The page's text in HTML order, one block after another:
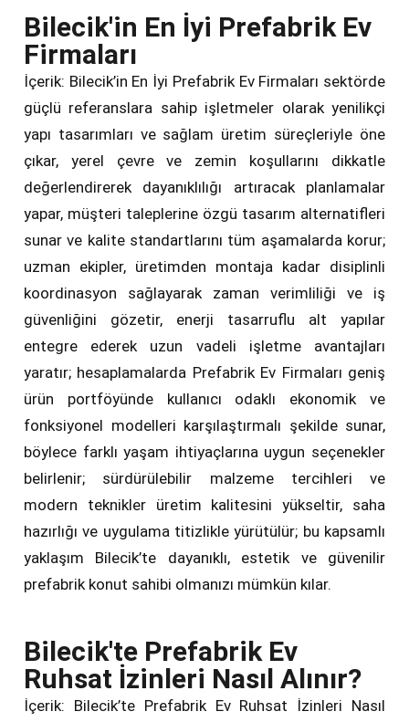
Bilecik'in En İyi Prefabrik Ev
Firmaları
İçerik: Bilecik’in En İyi Prefabrik Ev Firmaları sektörde
güçlü referanslara sahip işletmeler olarak yenilikçi
yapı tasarımları ve sağlam üretim süreçleriyle öne
çıkar, yerel çevre ve zemin koşullarını dikkatle
değerlendirerek dayanıklılığı artıracak planlamalar
yapar, müşteri taleplerine özgü tasarım alternatifleri
sunar ve kalite standartlarını tüm aşamalarda korur;
uzman ekipler, üretimden montaja kadar disiplinli
koordinasyon sağlayarak zaman verimliliği ve iş
güvenliğini gözetir, enerji tasarruflu alt yapılar
entegre ederek uzun vadeli işletme avantajları
yaratır; hesaplamalarda Prefabrik Ev Firmaları geniş
ürün portföyünde kullanıcı odaklı ekonomik ve
fonksiyonel modelleri karşılaştırmalı şekilde sunar,
böylece farklı yaşam ihtiyaçlarına uygun seçenekler
belirlenir; sürdürülebilir malzeme tercihleri ve
modern teknikler üretim kalitesini yükseltir, saha
hazırlığı ve uygulama titizlikle yürütülür; bu kapsamlı
yaklaşım Bilecik’te dayanıklı, estetik ve güvenilir
prefabrik konut sahibi olmanızı mümkün kılar.
Bilecik'te Prefabrik Ev
Ruhsat İzinleri Nasıl Alınır?
İçerik: Bilecik’te Prefabrik Ev Ruhsat İzinleri Nasıl